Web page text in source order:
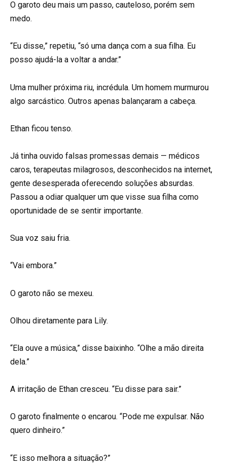
O garoto deu mais um passo, cauteloso, porém sem
medo.
“Eu disse,” repetiu, “só uma dança com a sua filha. Eu
posso ajudá-la a voltar a andar.”
Uma mulher próxima riu, incrédula. Um homem murmurou
algo sarcástico. Outros apenas balançaram a cabeça.
Ethan ficou tenso.
Já tinha ouvido falsas promessas demais — médicos
caros, terapeutas milagrosos, desconhecidos na internet,
gente desesperada oferecendo soluções absurdas.
Passou a odiar qualquer um que visse sua filha como
oportunidade de se sentir importante.
Sua voz saiu fria.
“Vai embora.”
O garoto não se mexeu.
Olhou diretamente para Lily.
“Ela ouve a música,” disse baixinho. “Olhe a mão direita
dela.”
A irritação de Ethan cresceu. “Eu disse para sair.”
O garoto finalmente o encarou. “Pode me expulsar. Não
quero dinheiro.”
“E isso melhora a situação?”